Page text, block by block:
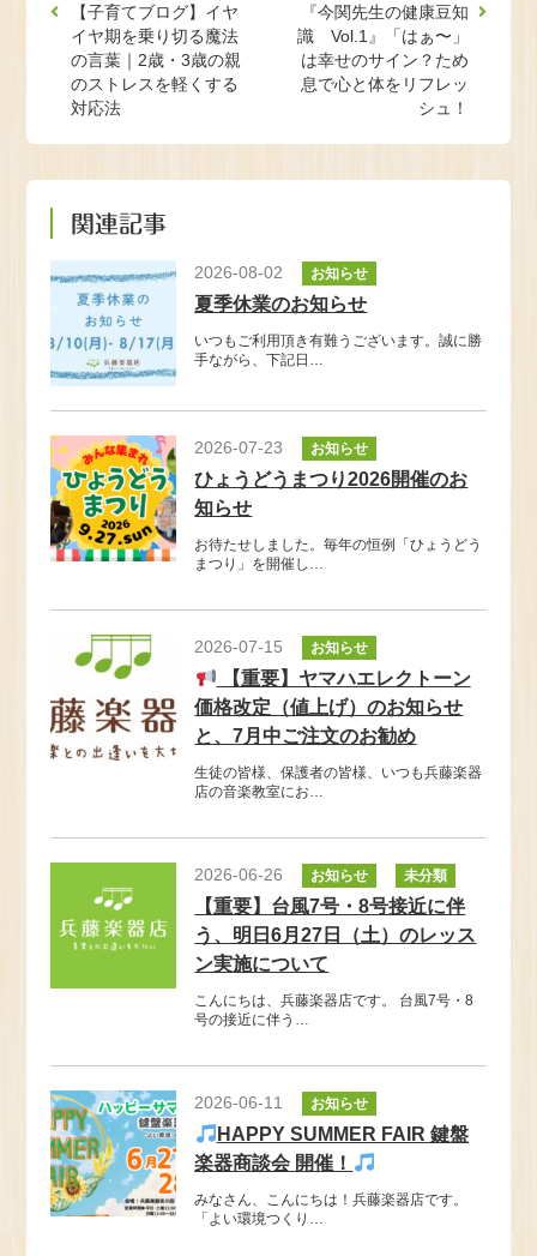
【子育てブログ】イヤ
イヤ期を乗り切る魔法
の言葉｜2歳・3歳の親
のストレスを軽くする
対応法
『今関先生の健康豆知
識 Vol.1』「はぁ〜」
は幸せのサイン？ため
息で心と体をリフレッ
シュ！
関連記事
2026-08-02 お知らせ
夏季休業のお知らせ
いつもご利用頂き有難うございます。誠に勝
手ながら、下記日…
2026-07-23 お知らせ
ひょうどうまつり2026開催のお
知らせ
お待たせしました。毎年の恒例「ひょうどう
まつり」を開催し…
2026-07-15 お知らせ
【重要】ヤマハエレクトーン
価格改定（値上げ）のお知らせ
と、7月中ご注文のお勧め
生徒の皆様、保護者の皆様、いつも兵藤楽器
店の音楽教室にお…
2026-06-26 お知らせ 未分類
【重要】台風7号・8号接近に伴
う、明日6月27日（土）のレッス
ン実施について
こんにちは、兵藤楽器店です。 台風7号・8
号の接近に伴う…
2026-06-11 お知らせ
HAPPY SUMMER FAIR 鍵盤
楽器商談会 開催！
みなさん、こんにちは！兵藤楽器店です。
「よい環境つくり…